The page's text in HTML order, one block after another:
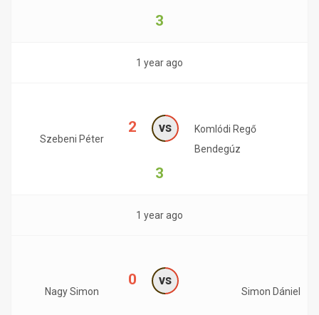
3
1 year ago
Szebeni Péter
2 vs
3
Komlódi Regő
Bendegúz
1 year ago
Nagy Simon
0 vs
Simon Dániel